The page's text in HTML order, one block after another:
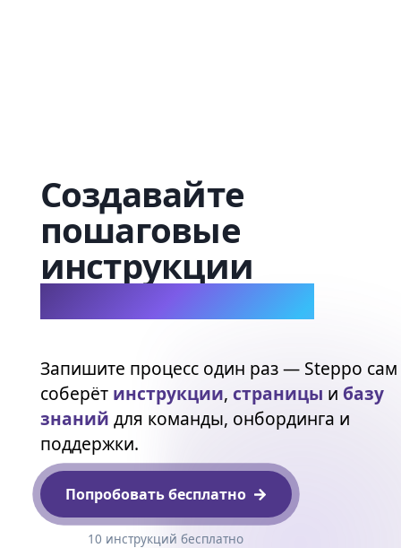
Создавайте
пошаговые
инструкции
Запишите процесс один раз — Steppo сам
соберёт инструкции, страницы и базу
знаний для команды, онбординга и
поддержки.
Попробовать бесплатно
10 инструкций бесплатно